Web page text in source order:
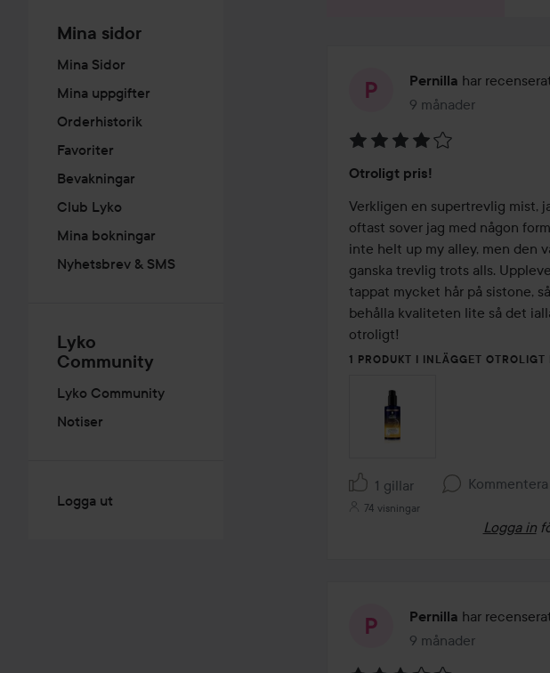
Mina sidor
Mina Sidor
Mina uppgifter
Orderhistorik
Favoriter
Bevakningar
Club Lyko
Mina bokningar
Nyhetsbrev & SMS
Lyko
Community
Lyko Community
Notiser
Logga ut
Pernilla har
9 månader
Inlägget skapades 9
4
av
5
Otroligt pris!
Verkligen en supertrevlig mist,
oftast sover jag med någon
inte helt up my alley, men den
ganska trevlig trots alls.
tappat mycket hår på sistone,
behålla kvaliteten lite så det
otroligt!
1 PRODUKT I INLÄGGET OTROLIGT
1 gillar Kommentera
74 visningar
Logga in
Pernilla har
9 månader
Inlägget skapades 9